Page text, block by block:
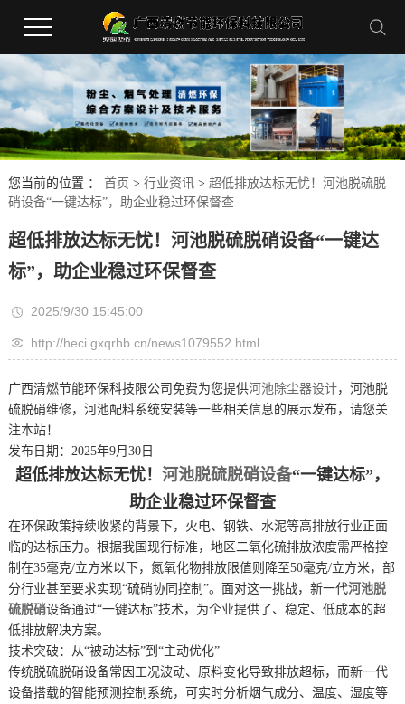
您当前的位置 ： 首页 > 行业资讯 > 超低排放达标无忧！河池脱硫脱
硝设备“一键达标”，助企业稳过环保督查
超低排放达标无忧！河池脱硫脱硝设备“一键达
标”，助企业稳过环保督查
2025/9/30 15:45:00
http://heci.gxqrhb.cn/news1079552.html
广西清燃节能环保科技限公司免费为您提供河池除尘器设计，河池脱
硫脱硝维修，河池配料系统安装等一些相关信息的展示发布，请您关
注本站！
发布日期：2025年9月30日
超低排放达标无忧！ 河池脱硫脱硝设备“一键达标”，
助企业稳过环保督查
在环保政策持续收紧的背景下，火电、钢铁、水泥等高排放行业正面
临的达标压力。根据我国现行标准，地区二氧化硫排放浓度需严格控
制在35毫克/立方米以下，氮氧化物排放限值则降至50毫克/立方米，部
分行业甚至要求实现“硫硝协同控制”。面对这一挑战，新一代河池脱
硫脱硝设备通过“一键达标”技术，为企业提供了、稳定、低成本的超
低排放解决方案。
技术突破：从“被动达标”到“主动优化”
传统脱硫脱硝设备常因工况波动、原料变化导致排放超标，而新一代
设备搭载的智能预测控制系统，可实时分析烟气成分、温度、湿度等